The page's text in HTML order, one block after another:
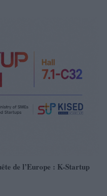
de l’Europe : K-Startup